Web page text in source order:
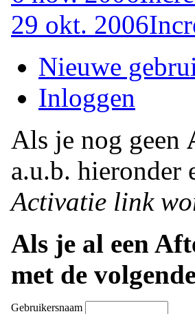
29 okt. 2006
Nieuwe
Inloggen
Als je nog geen
a.u.b. hieronder
Activatie link
Als je al een
met de
Gebruikersnaam